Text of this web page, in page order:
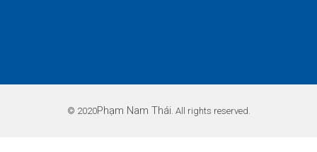
© 2020Phạm Nam Thái. All rights reserved.